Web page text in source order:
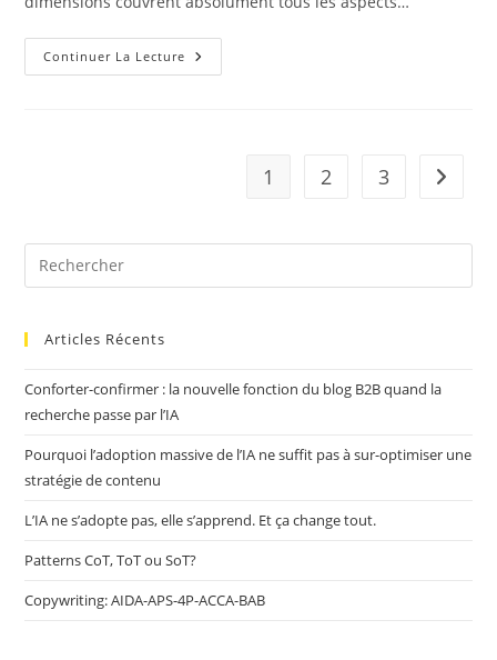
Continuer La Lecture COSTAR
–
1 2 3 Aller à
Articles Récents
Conforter-confirmer : la nouvelle fonction du blog B2B quand la
recherche passe par l’IA
Pourquoi l’adoption massive de l’IA ne suffit pas à sur-optimiser une
stratégie de contenu
L’IA ne s’adopte pas, elle s’apprend. Et ça change tout.
Patterns CoT, ToT ou SoT?
Copywriting: AIDA-APS-4P-ACCA-BAB